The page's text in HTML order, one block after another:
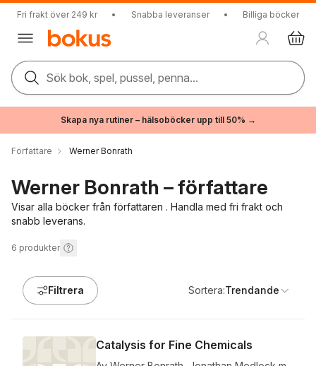
Fri frakt över 249 kr • Snabba leveranser • Billiga böcker
Sök bok, spel, pussel, penna...
Skapa nya rutiner – hälsoböcker upp till 50% →
Författare Werner Bonrath
Werner Bonrath – författare
Visar alla böcker från författaren . Handla med fri frakt och
snabb leverans.
6 produkter
Filtrera Sortera:Trendande
Catalysis for Fine Chemicals